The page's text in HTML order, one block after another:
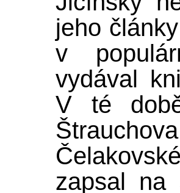
jeho
v
vydával
V té
zapsal na